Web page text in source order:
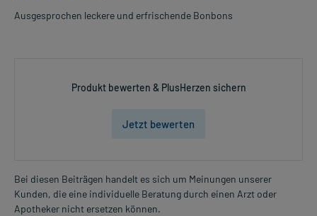
Ausgesprochen leckere und erfrischende Bonbons
Produkt bewerten & PlusHerzen sichern
Jetzt bewerten
Bei diesen Beiträgen handelt es sich um Meinungen unserer
Kunden, die eine individuelle Beratung durch einen Arzt oder
Apotheker nicht ersetzen können.